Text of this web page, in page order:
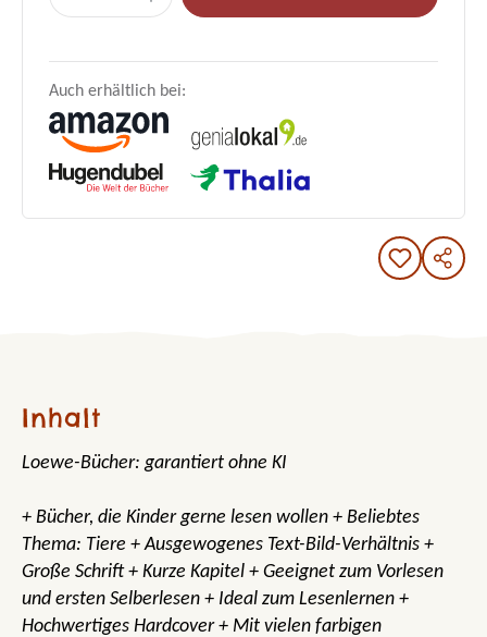
Auch erhältlich bei:
Inhalt
Loewe-Bücher: garantiert ohne KI
+ Bücher, die Kinder gerne lesen wollen + Beliebtes
Thema: Tiere + Ausgewogenes Text-Bild-Verhältnis +
Große Schrift + Kurze Kapitel + Geeignet zum Vorlesen
und ersten Selberlesen + Ideal zum Lesenlernen +
Hochwertiges Hardcover + Mit vielen farbigen